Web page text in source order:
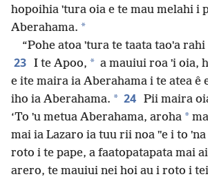
hopoihia ˈtura oia e te mau melahi i
Aberahama. *
“Pohe atoa ˈtura te taata taoˈa
23 I te Apoo, * a mauiui roa ˈi oia,
e ite maira ia Aberahama i te atea ê
iho ia Aberahama. * 24 Pii maira
‘To ˈu metua Aberahama, aroha *
mai ia Lazaro ia tuu rii noa ˈˈe i to
roto i te pape, a faatopatapata mai
arero, te mauiui nei hoi au i roto i